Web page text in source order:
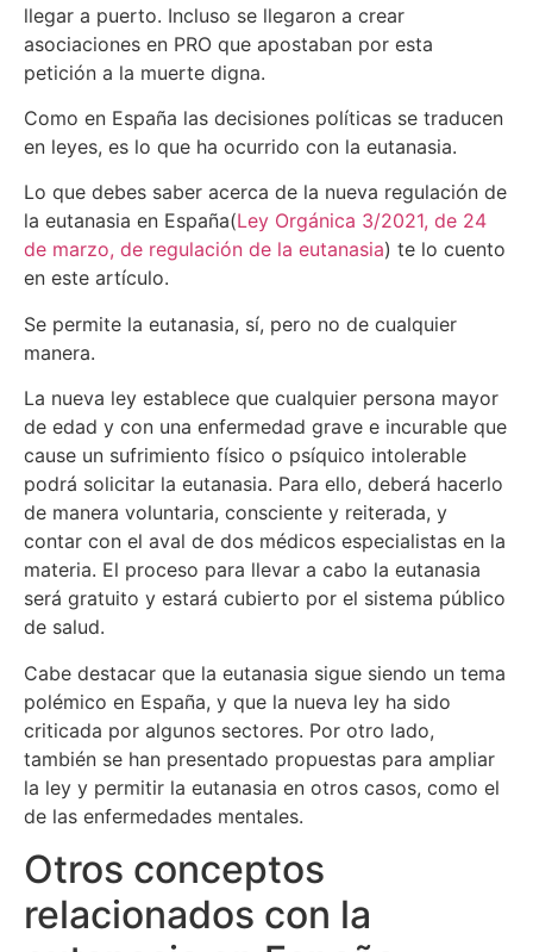
llegar a puerto. Incluso se llegaron a crear
asociaciones en PRO que apostaban por esta
petición a la muerte digna.
Como en España las decisiones políticas se traducen
en leyes, es lo que ha ocurrido con la eutanasia.
Lo que debes saber acerca de la nueva regulación de
la eutanasia en España(Ley Orgánica 3/2021, de 24
de marzo, de regulación de la eutanasia) te lo cuento
en este artículo.
Se permite la eutanasia, sí, pero no de cualquier
manera.
La nueva ley establece que cualquier persona mayor
de edad y con una enfermedad grave e incurable que
cause un sufrimiento físico o psíquico intolerable
podrá solicitar la eutanasia. Para ello, deberá hacerlo
de manera voluntaria, consciente y reiterada, y
contar con el aval de dos médicos especialistas en la
materia. El proceso para llevar a cabo la eutanasia
será gratuito y estará cubierto por el sistema público
de salud.
Cabe destacar que la eutanasia sigue siendo un tema
polémico en España, y que la nueva ley ha sido
criticada por algunos sectores. Por otro lado,
también se han presentado propuestas para ampliar
la ley y permitir la eutanasia en otros casos, como el
de las enfermedades mentales.
Otros conceptos
relacionados con la